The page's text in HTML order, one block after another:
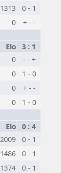
1313
0 - 1
0
+ - -
Elo 3 : 1
0
- - +
0
1 - 0
0
+ - -
0
1 - 0
Elo 0 : 4
2009
0 - 1
1486
0 - 1
1374
0 - 1